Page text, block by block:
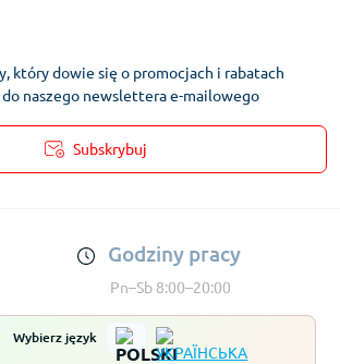
który dowie się o promocjach i rabatach
do naszego newslettera e-mailowego
Subskrybuj
Godziny pracy
Pn–Sb 8:00–20:00
Wybierz język